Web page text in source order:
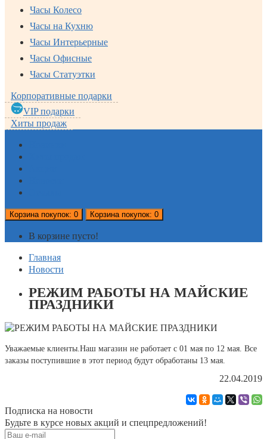
Часы Колесо
Часы на Кухню
Часы Интерьерные
Часы Офисные
Часы Статуэтки
Корпоративные подарки
VIP подарки
Хиты продаж
Корзинапокупок: 0 Корзинапокупок: 0
В корзине пусто!
Главная
Новости
РЕЖИМ РАБОТЫ НА МАЙСКИЕ
ПРАЗДНИКИ
Уважаемые клиенты.Наш магазин не работает с 01 мая по 12 мая. Все
заказы поступившие в этот период будут обработаны 13 мая.
22.04.2019
Подписка на новости
Будьте в курсе новых акций и спецпредложений!